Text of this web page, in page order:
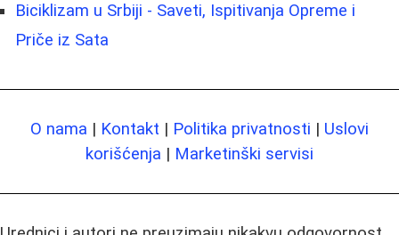
Biciklizam u Srbiji - Saveti, Ispitivanja Opreme i
Priče iz Sata
O nama | Kontakt | Politika privatnosti | Uslovi
korišćenja | Marketinški servisi